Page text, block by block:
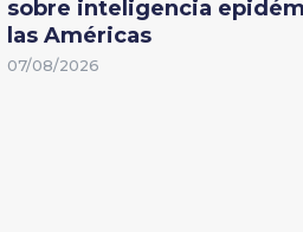
sobre inteligencia
las Américas
07/08/2026